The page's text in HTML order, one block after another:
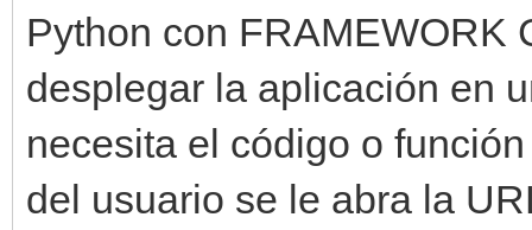
Python con FRAMEWORK
desplegar la aplicación en
necesita el código o
del usuario se le abra la